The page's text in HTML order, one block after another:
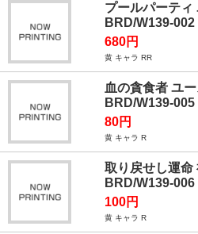
プールパーティ
BRD/W139-002
680円
黄 キャラ RR
血の貪食者 ユ
BRD/W139-005
80円
黄 キャラ R
取り戻せし運命
BRD/W139-006
100円
黄 キャラ R